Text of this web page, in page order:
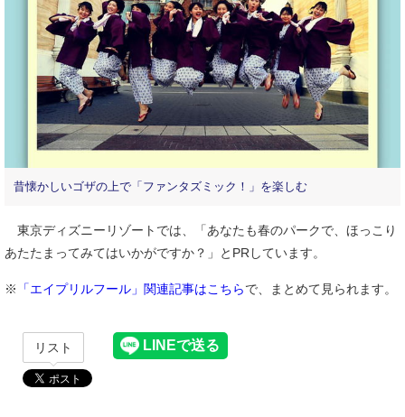
昔懐かしいゴザの上で「ファンタズミック！」を楽しむ
東京ディズニーリゾートでは、「あなたも春のパークで、ほっこり
あたたまってみてはいかがですか？」とPRしています。
※ 「エイプリルフール」関連記事はこちらで、まとめて見られます。
リスト